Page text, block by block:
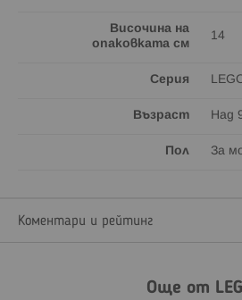
Височина на
опаковката см
14
Серия
Възраст Над
Пол За
Коментари и рейтинг
Още от